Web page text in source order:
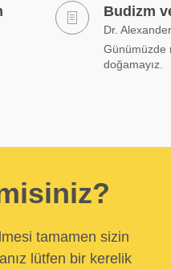
Budizm
Dr.
Günümüzde
doğamayız.
tamamen sizin
lütfen bir kerelik